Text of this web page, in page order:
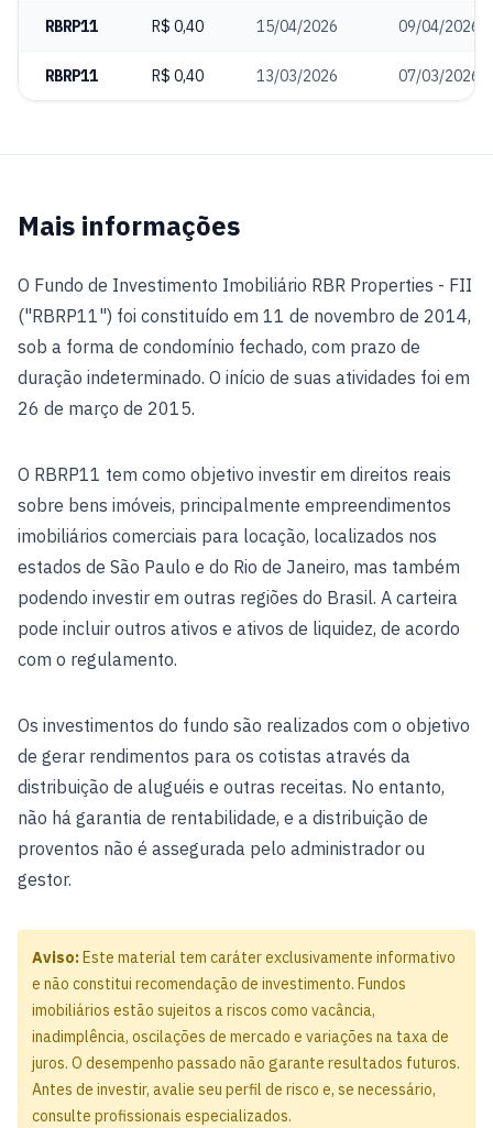
RBRP11 R$ 0,40 15/04/2026 09/04/2026
RBRP11 R$ 0,40 13/03/2026 07/03/2026
Mais informações
O Fundo de Investimento Imobiliário RBR Properties - FII
("RBRP11") foi constituído em 11 de novembro de 2014,
sob a forma de condomínio fechado, com prazo de
duração indeterminado. O início de suas atividades foi em
26 de março de 2015.
O RBRP11 tem como objetivo investir em direitos reais
sobre bens imóveis, principalmente empreendimentos
imobiliários comerciais para locação, localizados nos
estados de São Paulo e do Rio de Janeiro, mas também
podendo investir em outras regiões do Brasil. A carteira
pode incluir outros ativos e ativos de liquidez, de acordo
com o regulamento.
Os investimentos do fundo são realizados com o objetivo
de gerar rendimentos para os cotistas através da
distribuição de aluguéis e outras receitas. No entanto,
não há garantia de rentabilidade, e a distribuição de
proventos não é assegurada pelo administrador ou
gestor.
Aviso:Este material tem caráter exclusivamente informativo
e não constitui recomendação de investimento. Fundos
imobiliários estão sujeitos a riscos como vacância,
inadimplência, oscilações de mercado e variações na taxa de
juros. O desempenho passado não garante resultados futuros.
Antes de investir, avalie seu perfil de risco e, se necessário,
consulte profissionais especializados.